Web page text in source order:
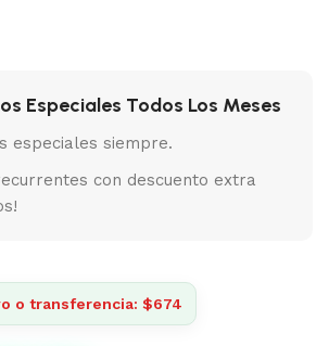
Especiales Todos Los Meses
especiales siempre.
con descuento extra
o transferencia: $674